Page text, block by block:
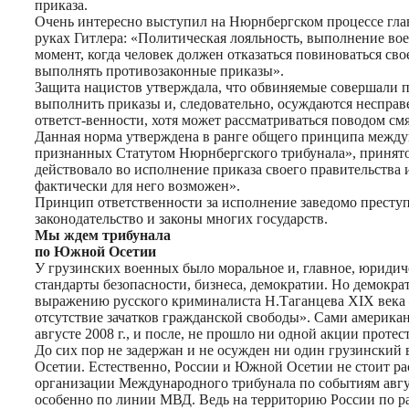
приказа.
Очень интересно выступил на Нюрнбергском процессе
руках Гитлера: «Политическая лояльность, выполнение
момент, когда человек должен отказаться повиноваться
выполнять противозаконные приказы».
Защита нацистов утверждала, что обвиняемые совершали
выполнить приказы и, следовательно, осуждаются
ответст-венности, хотя может рассматриваться поводом
Данная норма утверждена в ранге общего принципа
признанных Статутом Нюрнбергского трибунала»,
действовало во исполнение приказа своего
фактически для него возможен».
Принцип ответственности за исполнение заведомо
законодательство и законы многих государств.
Мы ждем трибунала
по Южной Осетии
У грузинских военных было моральное и, главное,
стандарты безопасности, бизнеса, демократии. Но
выражению русского криминалиста Н.Таганцева XIX века
отсутствие зачатков гражданской свободы». Сами
августе 2008 г., и после, не прошло ни одной акции
До сих пор не задержан и не осужден ни один
Осетии. Естественно, России и Южной Осетии не стоит
организации Международного трибунала по событиям
особенно по линии МВД. Ведь на территорию России по